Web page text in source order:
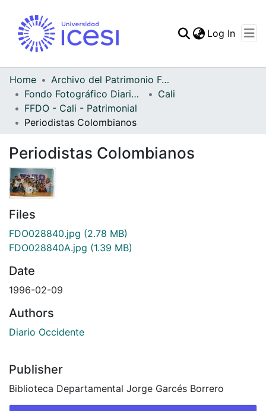
Statistics
Log In
Home
Archivo del Patrimonio Fotográfico y Fílmico del Valle del Cauca
Fondo Fotográfico Diario Occidente
Cali
FFDO - Cali - Patrimonial
Periodistas Colombianos
Periodistas Colombianos
Files
FDO028840.jpg (2.78 MB)
FDO028840A.jpg (1.39 MB)
Date
1996-02-09
Authors
Diario Occidente
Publisher
Biblioteca Departamental Jorge Garcés Borrero